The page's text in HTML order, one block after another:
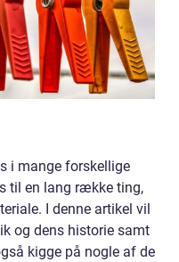
i mange forskellige
til en lang række ting,
I denne artikel vil
og dens historie samt
kigge på nogle af de